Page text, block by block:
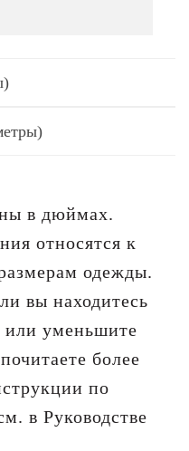
в дюймах.
относятся к
одежды.
вы находитесь
уменьшите
более
по
в Руководстве